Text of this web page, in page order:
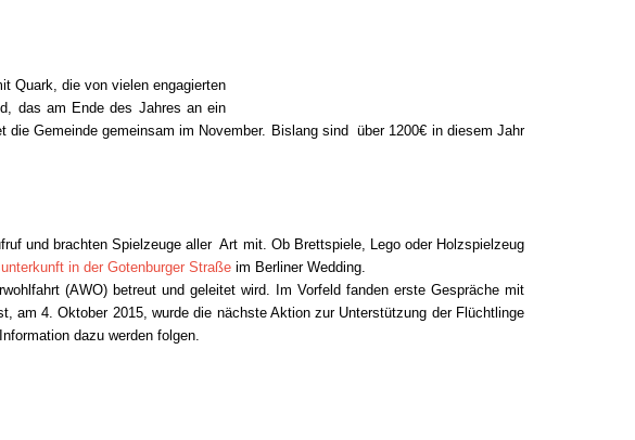
Quark, die von vielen engagierten
das am Ende des Jahres an ein
Gemeinde gemeinsam im November. Bislang sind über 1200€ in diesem Jahr
und brachten Spielzeuge aller Art mit. Ob Brettspiele, Lego oder Holzspielzeug
in der Gotenburger Straße im Berliner Wedding.
(AWO) betreut und geleitet wird. Im Vorfeld fanden erste Gespräche mit
am 4. Oktober 2015, wurde die nächste Aktion zur Unterstützung der Flüchtlinge
dazu werden folgen.